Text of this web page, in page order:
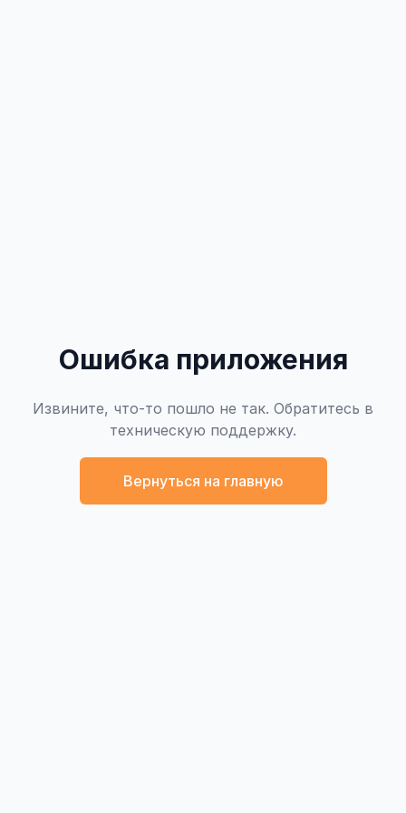
Ошибка приложения
Извините, что-то пошло не так. Обратитесь в
техническую поддержку.
Вернуться на главную